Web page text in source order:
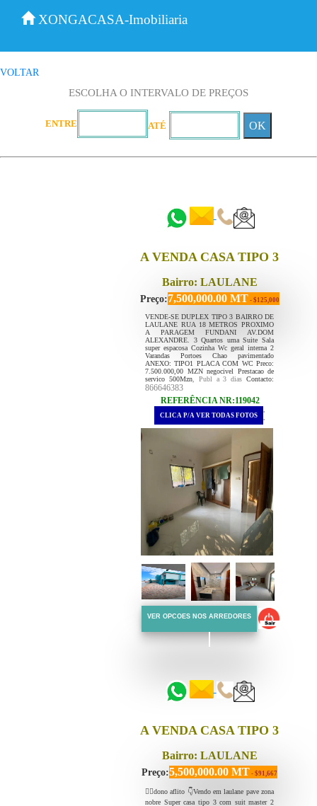
XONGACASA-Imobiliaria
VOLTAR
ESCOLHA O INTERVALO DE PREÇOS
ENTRE ATÉ OK
A VENDA CASA TIPO 3
Bairro: LAULANE
Preço:7,500,000.00 MT - $125,000
VENDE-SE DUPLEX TIPO 3 BAIRRO DE
LAULANE RUA 18 METROS PROXIMO
A PARAGEM FUNDANI AV.DOM
ALEXANDRE. 3 Quartos uma Suite Sala
super espacosa Cozinha Wc geral interna 2
Varandas Portoes Chao pavimentado
ANEXO: TIPO1 PLACA COM WC Preco:
7.500.000,00 MZN negocivel Prestacao de
servico 500Mzn, Publ a 3 dias Contacto:
866646383
REFERÊNCIA NR:119042
.
CLICA P/A VER TODAS FOTOS .
VER OPCOES NOS ARREDORES
A VENDA CASA TIPO 3
Bairro: LAULANE
Preço:5,500,000.00 MT - $91,667
👉🏻dono aflito 👇Vendo em laulane pave zona
nobre Super casa tipo 3 com suit master 2